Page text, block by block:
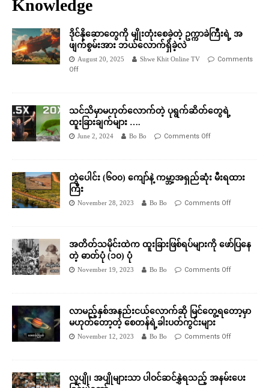
Knowledge
ဒိုင်နိုဆောတွေကို မျိုးတုံးစေခဲ့တဲ့ ဥက္ကာခဲကြီးရဲ့ အ
ဖျက်စွမ်းအား ဘယ်လောက်ရှိခဲ့လဲ
August 20, 2025 Shwe Khit Online TV
Comments
Off
သင်သိမှာမဟုတ်လောက်တဲ့ ပုရွက်ဆိတ်တွေရဲ့
ထူးခြားချက်များ ….
June 2, 2024 Bo Bo Comments Off
တွဲပေါင်း (၆၀၀) ကျော်နဲ့ ကမ္ဘာ့အရှည်ဆုံး မီးရထား
ကြီး
November 28, 2023 Bo Bo Comments Off
အတိတ်သမိုင်းထဲက ထူးခြားဖြစ်ရပ်များကို ဖော်ပြနေ
တဲ့ ဓာတ်ပုံ (၁၀) ပုံ
November 19, 2023 Bo Bo Comments Off
လာမည့်နှစ်အနည်းငယ်လောက်ဆို မြင်တွေ့ရတော့မှာ
မဟုတ်တော့တဲ့ စေတန်ရဲ့ခါးပတ်ကွင်းများ
November 12, 2023 Bo Bo Comments Off
လူပျို၊ အပျိုများသာ ပါဝင်ဆင်နွှဲရသည့် အနမ်းပေး